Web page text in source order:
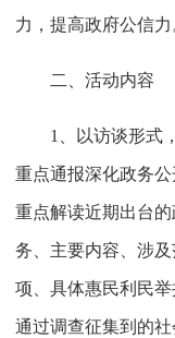
力，提高政府公信力
二、活动内容
1、以访谈形式
重点通报深化政务
重点解读近期出台
务、主要内容、涉
项、具体惠民利民
通过调查征集到的